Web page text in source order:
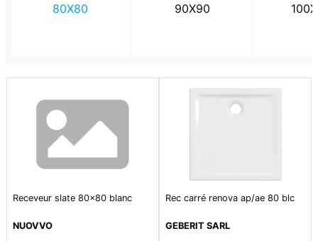
80X80 90X90
Receveur slate 80x80 blanc
NUOVVO
Rec carré renova ap/ae 80 blc
GEBERIT SARL